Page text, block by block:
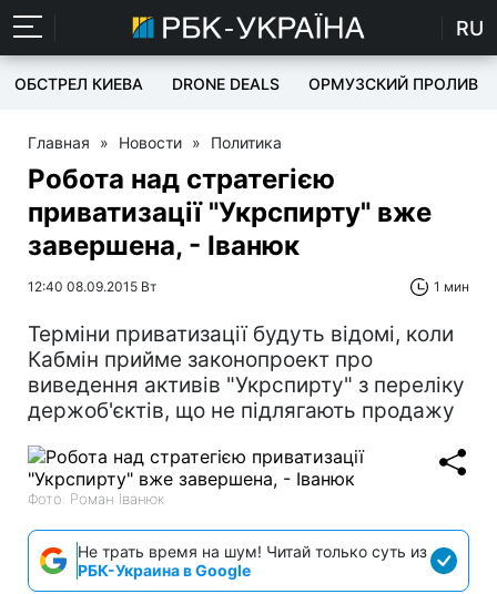
RU
ОБСТРЕЛ КИЕВА DRONE DEALS ОРМУЗСКИЙ ПРОЛИВ
Главная » Новости » Политика
Робота над стратегією
приватизації "Укрспирту" вже
завершена, - Іванюк
12:40 08.09.2015 Вт 1 мин
Терміни приватизації будуть відомі, коли
Кабмін прийме законопроект про
виведення активів "Укрспирту" з переліку
держоб'єктів, що не підлягають продажу
Фото: Роман Іванюк
Не трать время на шум! Читай только суть из
РБК-Украина в Google